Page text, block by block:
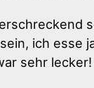
ich esse
sehr lecker!